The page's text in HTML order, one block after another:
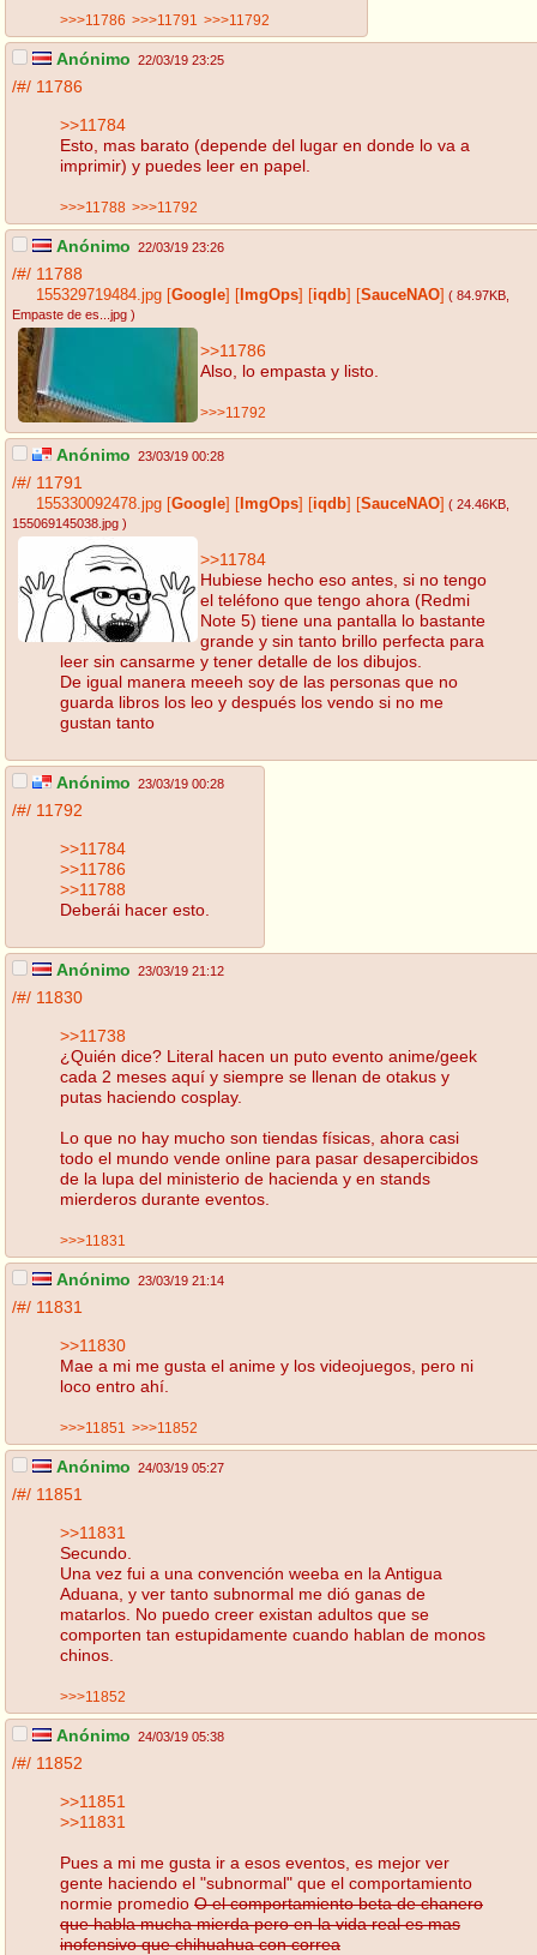
>>>11786 >>>11791 >>>11792
Anónimo 22/03/19 23:25
/#/ 11786
>>11784
Esto, mas barato (depende del lugar en donde lo va a
imprimir) y puedes leer en papel.
>>>11788 >>>11792
Anónimo 22/03/19 23:26
/#/ 11788
155329719484.jpg Google ImgOps iqdb SauceNAO ( 84.97KB
Empaste de es...jpg )
>>11786
Also, lo empasta y listo.
>>>11792
Anónimo 23/03/19 00:28
/#/ 11791
155330092478.jpg Google ImgOps iqdb SauceNAO ( 24.46KB
155069145038.jpg )
>>11784
Hubiese hecho eso antes, si no tengo
el teléfono que tengo ahora (Redmi
Note 5) tiene una pantalla lo bastante
grande y sin tanto brillo perfecta para
leer sin cansarme y tener detalle de los dibujos.
De igual manera meeeh soy de las personas que no
guarda libros los leo y después los vendo si no me
gustan tanto
Anónimo 23/03/19 00:28
/#/ 11792
>>11784
>>11786
>>11788
Deberái hacer esto.
Anónimo 23/03/19 21:12
/#/ 11830
>>11738
¿Quién dice? Literal hacen un puto evento anime/geek
cada 2 meses aquí y siempre se llenan de otakus y
putas haciendo cosplay.
Lo que no hay mucho son tiendas físicas, ahora casi
todo el mundo vende online para pasar desapercibidos
de la lupa del ministerio de hacienda y en stands
mierderos durante eventos.
>>>11831
Anónimo 23/03/19 21:14
/#/ 11831
>>11830
Mae a mi me gusta el anime y los videojuegos, pero ni
loco entro ahí.
>>>11851 >>>11852
Anónimo 24/03/19 05:27
/#/ 11851
>>11831
Secundo.
Una vez fui a una convención weeba en la Antigua
Aduana, y ver tanto subnormal me dió ganas de
matarlos. No puedo creer existan adultos que se
comporten tan estupidamente cuando hablan de monos
chinos.
>>>11852
Anónimo 24/03/19 05:38
/#/ 11852
>>11851
>>11831
Pues a mi me gusta ir a esos eventos, es mejor ver
gente haciendo el "subnormal" que el comportamiento
normie promedio O el comportamiento beta de chanero
que habla mucha mierda pero en la vida real es mas
inofensivo que chihuahua con correa